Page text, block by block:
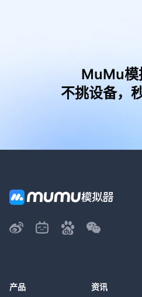
MuMu模
不挑设备，
产品 资讯